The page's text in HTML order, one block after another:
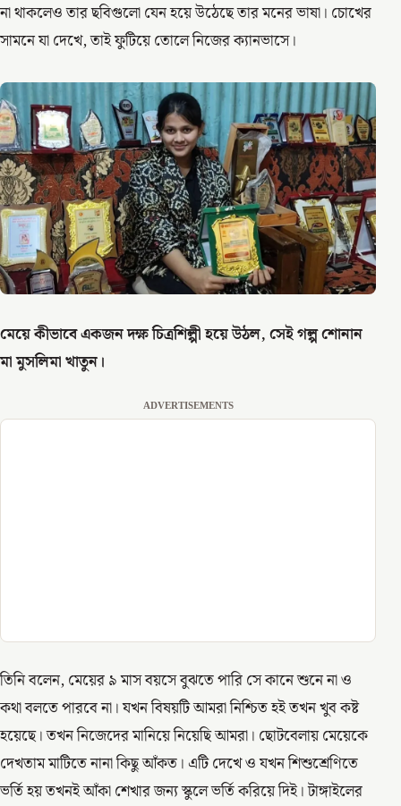
না থাকলেও তার ছবিগুলো যেন হয়ে উঠেছে তার মনের ভাষা। চোখের
সামনে যা দেখে, তাই ফুটিয়ে তোলে নিজের ক্যানভাসে।
মেয়ে কীভাবে একজন দক্ষ চিত্রশিল্পী হয়ে উঠল, সেই গল্প শোনান
মা মুসলিমা খাতুন।
ADVERTISEMENTS
তিনি বলেন, মেয়ের ৯ মাস বয়সে বুঝতে পারি সে কানে শুনে না ও
কথা বলতে পারবে না। যখন বিষয়টি আমরা নিশ্চিত হই তখন খুব কষ্ট
হয়েছে। তখন নিজেদের মানিয়ে নিয়েছি আমরা। ছোটবেলায় মেয়েকে
দেখতাম মাটিতে নানা কিছু আঁকত। এটি দেখে ও যখন শিশুশ্রেণিতে
ভর্তি হয় তখনই আঁকা শেখার জন্য স্কুলে ভর্তি করিয়ে দিই। টাঙ্গাইলের